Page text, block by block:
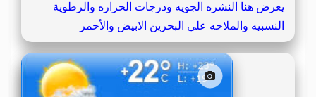
يعرض هنا النشره الجويه ودرجات الحراره والرطوية
النسبيه والملاحه علي البحرين الابيض والأحمر